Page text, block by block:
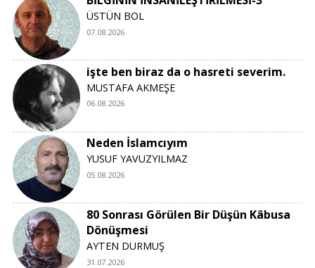
ÜSTÜN BOL
07.08.2026
işte ben biraz da o hasreti severim.
MUSTAFA AKMEŞE
06.08.2026
Neden İslamcıyım
YUSUF YAVUZYILMAZ
05.08.2026
80 Sonrası Görülen Bir Düşün Kâbusa
Dönüşmesi
AYTEN DURMUŞ
31.07.2026